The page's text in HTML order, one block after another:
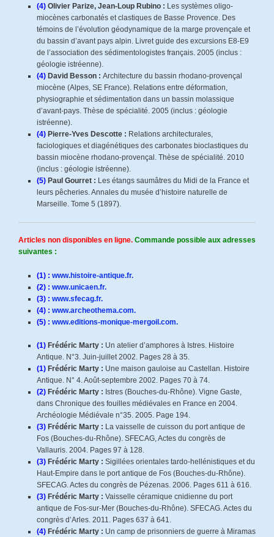
(4) Olivier Parize, Jean-Loup Rubino : Les systèmes oligo-
miocènes carbonatés et clastiques de Basse Provence. Des
témoins de l’évolution géodynamique de la marge provençale et
du bassin d’avant pays alpin. Livret guide des excursions E8-E9
de l’association des sédimentologistes français. 2005 (inclus :
géologie istréenne).
(4) David Besson : Architecture du bassin rhodano-provençal
miocène (Alpes, SE France). Relations entre déformation,
physiographie et sédimentation dans un bassin molassique
d’avant-pays. Thèse de spécialité. 2005 (inclus : géologie
istréenne).
(4) Pierre-Yves Descotte : Relations architecturales,
faciologiques et diagénétiques des carbonates bioclastiques du
bassin miocène rhodano-provençal. Thèse de spécialité. 2010
(inclus : géologie istréenne).
(5) Paul Gourret : Les étangs saumâtres du Midi de la France et
leurs pêcheries. Annales du musée d’histoire naturelle de
Marseille. Tome 5 (1897).
Articles non disponibles en ligne. Commande possible aux adresses
suivantes :
(1) : www.histoire-antique.fr.
(2) : www.unicaen.fr.
(3) : www.sfecag.fr.
(4) : www.archeothema.com.
(5) : www.editions-monique-mergoil.com.
(1) Frédéric Marty : Un atelier d’amphores à Istres. Histoire
Antique. N°3. Juin-juillet 2002. Pages 28 à 35.
(1) Frédéric Marty : Une maison gauloise au Castellan. Histoire
Antique. N° 4. Août-septembre 2002. Pages 70 à 74.
(2) Frédéric Marty : Istres (Bouches-du-Rhône). Vigne Gaste,
dans Chronique des fouilles médiévales en France en 2004.
Archéologie Médiévale n°35. 2005. Page 194.
(3) Frédéric Marty : La vaisselle de cuisson du port antique de
Fos (Bouches-du-Rhône). SFECAG, Actes du congrès de
Vallauris. 2004. Pages 97 à 128.
(3) Frédéric Marty : Sigillées orientales tardo-hellénistiques et du
Haut-Empire dans le port antique de Fos (Bouches-du-Rhône).
SFECAG. Actes du congrès de Pézenas. 2006. Pages 611 à 616.
(3) Frédéric Marty : Vaisselle céramique cnidienne du port
antique de Fos-sur-Mer (Bouches-du-Rhône). SFECAG. Actes du
congrès d’Arles. 2011. Pages 637 à 641.
(4) Frédéric Marty : Un camp de prisonniers de guerre à Miramas